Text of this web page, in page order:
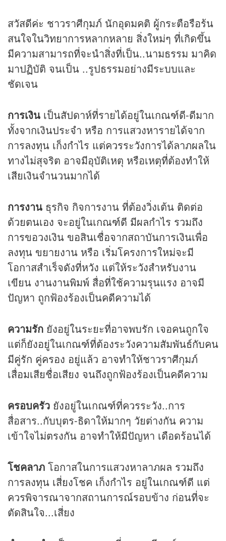
สวัสดีค่ะ ชาวราศีกุมภ์ นักอุดมคติ ผู้กระตือรือร้น
สนใจในวิทยาการหลากหลาย สิ่งใหม่ๆ ที่เกิดขึ้น
มีความสามารถที่จะนำสิ่งที่เป็น..นามธรรม มาคิด
มาปฏิบัติ จนเป็น ..รูปธรรมอย่างมีระบบและ
ชัดเจน
การเงิน เป็นสัปดาห์ที่รายได้อยู่ในเกณฑ์ดี-ดีมาก
ทั้งจากเงินประจำ หรือ การแสวงหารายได้จาก
การลงทุน เก็งกำไร แต่ควรระวังการได้ลาภผลใน
ทางไม่สุจริต อาจมีอุบัติเหตุ หรือเหตุที่ต้องทำให้
เสียเงินจำนวนมากได้
การงาน ธุรกิจ กิจการงาน ที่ต้องวิ่งเต้น ติดต่อ
ด้วยตนเอง จะอยู่ในเกณฑ์ดี มีผลกำไร รวมถึง
การขอวงเงิน ขอสินเชื่อจากสถาบันการเงินเพื่อ
ลงทุน ขยายงาน หรือ เริ่มโครงการใหม่จะมี
โอกาสสำเร็จดังที่หวัง แต่ให้ระวังสำหรับงาน
เขียน งานงานพิมพ์ สื่อที่ใช้ความรุนแรง อาจมี
ปัญหา ถูกฟ้องร้องเป็นคดีความได้
ความรัก ยังอยู่ในระยะที่อาจพบรัก เจอคนถูกใจ
แต่ก็ยังอยู่ในเกณฑ์ที่ต้องระวังความสัมพันธ์กับคน
มีคู่รัก คู่ครอง อยู่แล้ว อาจทำให้ชาวราศีกุมภ์
เสื่อมเสียชื่อเสียง จนถึงถูกฟ้องร้องเป็นคดีความ
ครอบครัว ยังอยู่ในเกณฑ์ที่ควรระวัง..การ
สื่อสาร..กับบุตร-ธิดาให้มากๆ วัยต่างกัน ความ
เข้าใจไม่ตรงกัน อาจทำให้มีปัญหา เดือดร้อนได้
โชคลาภ โอกาสในการแสวงหาลาภผล รวมถึง
การลงทุน เสี่ยงโชค เก็งกำไร อยู่ในเกณฑ์ดี แต่
ควรพิจารณาจากสถานการณ์รอบข้าง ก่อนที่จะ
ตัดสินใจ...เสี่ยง